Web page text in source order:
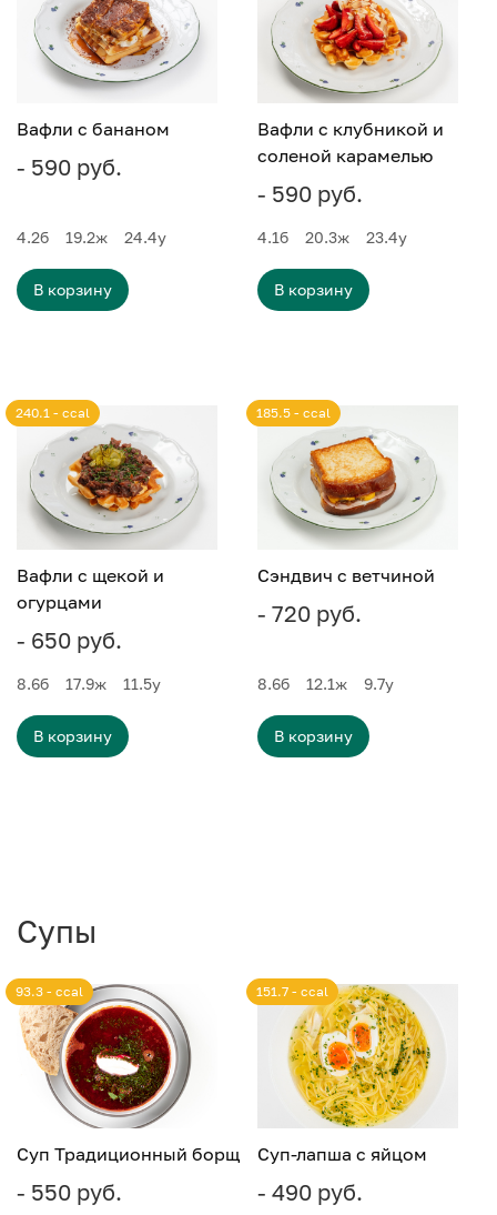
Вафли с бананом
- 590 руб.
4.2б 19.2ж 24.4у
В корзину
Вафли с клубникой и
соленой карамелью
- 590 руб.
4.1б 20.3ж 23.4у
В корзину
Вафли с щекой и
огурцами
- 650 руб.
240.1 - ccal
8.6б 17.9ж 11.5у
В корзину
Сэндвич с ветчиной
- 720 руб.
185.5 - ccal
8.6б 12.1ж 9.7у
В корзину
Супы
Суп Традиционный борщ
- 550 руб.
93.3 - ccal
Суп-лапша с яйцом
- 490 руб.
151.7 - ccal